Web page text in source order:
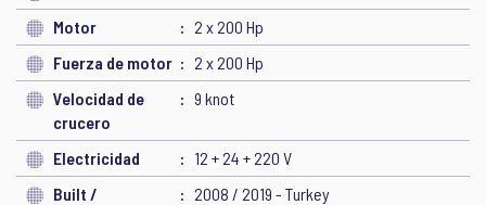
Motor
2 x 200 Hp
Fuerza de motor
2 x 200 Hp
Velocidad de
crucero
9 knot
Electricidad
12 + 24 + 220 V
Built /
2008 / 2019 - Turkey